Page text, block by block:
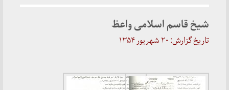
شیخ قاسم اسلامی واعظ
تاریخ گزارش: ۲۰ شهریور ۱۳۵۴